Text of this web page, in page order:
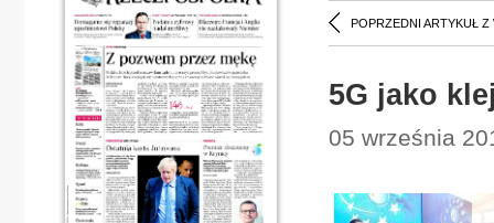
POPRZEDNI ARTYKUŁ Z
5G jako
05 września